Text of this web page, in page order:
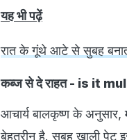
यह भी पढ़ें
रात के गूंथे आटे से सुबह
कब्ज से दे राहत - is it
आचार्य बालकृष्ण के अनुसार,
बेहतरीन है. सुबह खाली